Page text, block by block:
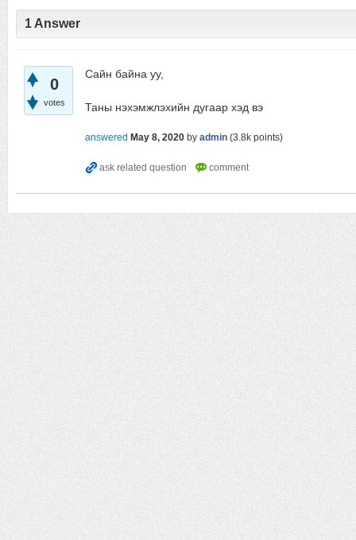
1 Answer
0
votes
Сайн байна уу,
Таны нэхэмжлэхийн дугаар хэд вэ
answered May 8, 2020 by admin (3.8k points)